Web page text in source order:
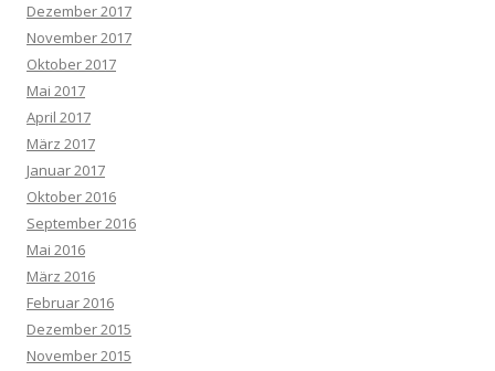
Dezember 2017
November 2017
Oktober 2017
Mai 2017
April 2017
März 2017
Januar 2017
Oktober 2016
September 2016
Mai 2016
März 2016
Februar 2016
Dezember 2015
November 2015